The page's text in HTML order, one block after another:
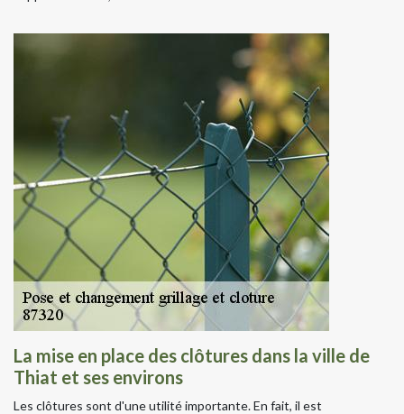
La mise en place des clôtures dans la ville de
Thiat et ses environs
Les clôtures sont d'une utilité importante. En fait, il est